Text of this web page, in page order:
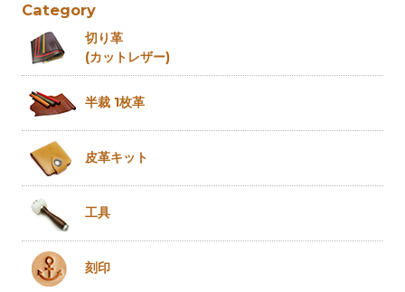
Category
切り革
(カットレザー)
半裁 1枚革
皮革キット
工具
刻印